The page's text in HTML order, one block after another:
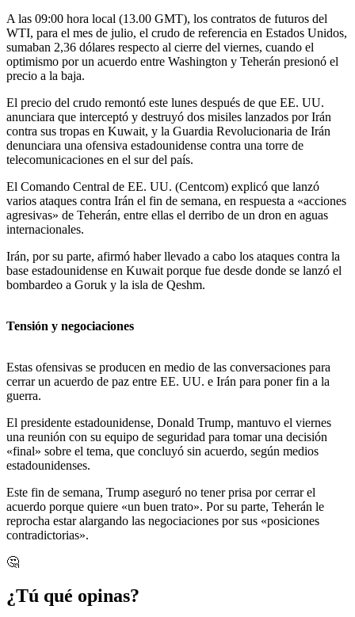
A las 09:00 hora local (13.00 GMT), los contratos de futuros del
WTI, para el mes de julio, el crudo de referencia en Estados Unidos,
sumaban 2,36 dólares respecto al cierre del viernes, cuando el
optimismo por un acuerdo entre Washington y Teherán presionó el
precio a la baja.
El precio del crudo remontó este lunes después de que EE. UU.
anunciara que interceptó y destruyó dos misiles lanzados por Irán
contra sus tropas en Kuwait, y la Guardia Revolucionaria de Irán
denunciara una ofensiva estadounidense contra una torre de
telecomunicaciones en el sur del país.
El Comando Central de EE. UU. (Centcom) explicó que lanzó
varios ataques contra Irán el fin de semana, en respuesta a «acciones
agresivas» de Teherán, entre ellas el derribo de un dron en aguas
internacionales.
Irán, por su parte, afirmó haber llevado a cabo los ataques contra la
base estadounidense en Kuwait porque fue desde donde se lanzó el
bombardeo a Goruk y la isla de Qeshm.
Tensión y negociaciones
Estas ofensivas se producen en medio de las conversaciones para
cerrar un acuerdo de paz entre EE. UU. e Irán para poner fin a la
guerra.
El presidente estadounidense, Donald Trump, mantuvo el viernes
una reunión con su equipo de seguridad para tomar una decisión
«final» sobre el tema, que concluyó sin acuerdo, según medios
estadounidenses.
Este fin de semana, Trump aseguró no tener prisa por cerrar el
acuerdo porque quiere «un buen trato». Por su parte, Teherán le
reprocha estar alargando las negociaciones por sus «posiciones
contradictorias».
🤔
¿Tú qué opinas?